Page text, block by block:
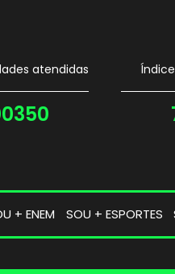
atendidas
+ ENEM SOU + ESPORTES